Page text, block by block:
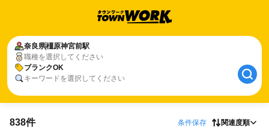
奈良県橿原神宮前駅
職種を選択してください
ブランクOK
キーワードを選択してください
838件 条件保存 関連度順